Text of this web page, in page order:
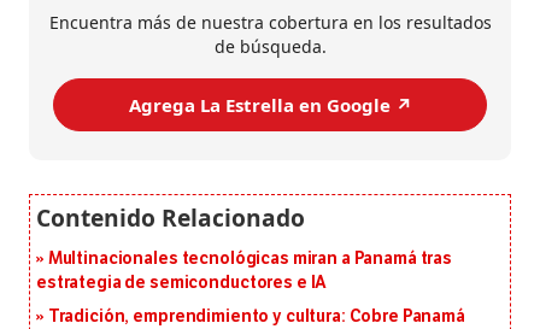
Encuentra más de nuestra cobertura en los resultados
de búsqueda.
Agrega La Estrella en Google ↗️
Multinacionales tecnológicas miran a Panamá tras
estrategia de semiconductores e IA
Tradición, emprendimiento y cultura: Cobre Panamá